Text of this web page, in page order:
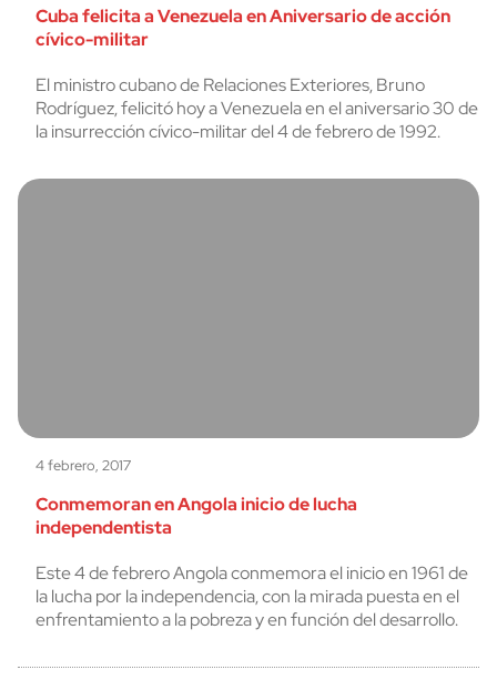
Cuba felicita a Venezuela en Aniversario de acción
cívico-militar
El ministro cubano de Relaciones Exteriores, Bruno
Rodríguez, felicitó hoy a Venezuela en el aniversario 30 de
la insurrección cívico-militar del 4 de febrero de 1992.
4 febrero, 2017
Conmemoran en Angola inicio de lucha
independentista
Este 4 de febrero Angola conmemora el inicio en 1961 de
la lucha por la independencia, con la mirada puesta en el
enfrentamiento a la pobreza y en función del desarrollo.